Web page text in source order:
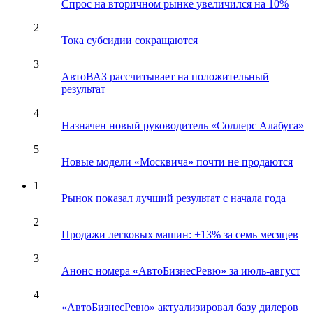
Спрос на вторичном рынке увеличился на 10%
2
Тока субсидии сокращаются
3
АвтоВАЗ рассчитывает на положительный
результат
4
Назначен новый руководитель «Соллерс Алабуга»
5
Новые модели «Москвича» почти не продаются
1
Рынок показал лучший результат с начала года
2
Продажи легковых машин: +13% за семь месяцев
3
Анонс номера «АвтоБизнесРевю» за июль-август
4
«АвтоБизнесРевю» актуализировал базу дилеров